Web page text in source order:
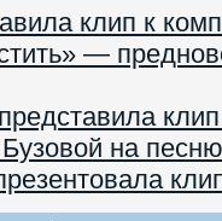
клип к
—
на